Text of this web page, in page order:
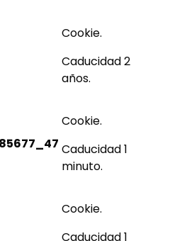
Cookie.
Caducidad 2
años.
Cookie.
Caducidad 1
minuto.
Cookie.
Caducidad 1